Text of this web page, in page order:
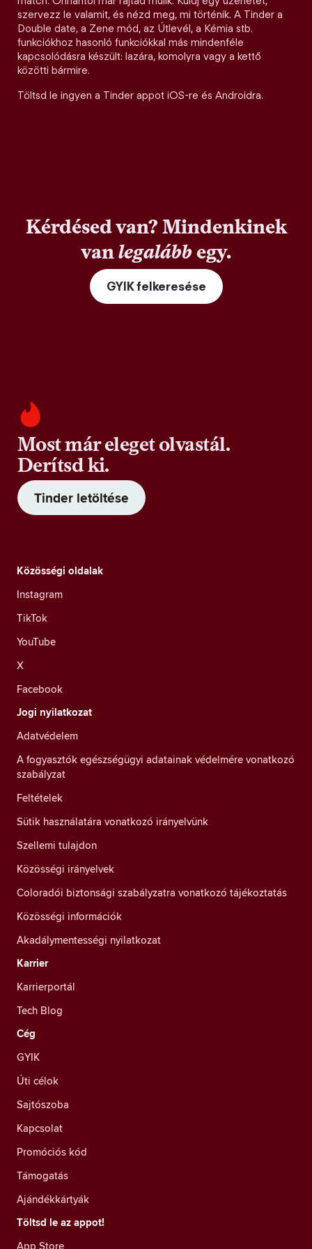
szervezz le valamit, és nézd meg, mi történik. A Tinder a
Double date, a Zene mód, az Útlevél, a Kémia stb.
funkciókhoz hasonló funkciókkal más mindenféle
kapcsolódásra készült: lazára, komolyra vagy a kettő
közötti bármire.
Töltsd le ingyen a Tinder appot iOS-re és Androidra.
Kérdésed van? Mindenkinek
vanlegalábbegy.
GYIK felkeresése
Most már eleget olvastál.
Derítsd ki.
Tinder letöltése
Közösségi oldalak
Instagram
TikTok
YouTube
X
Facebook
Jogi nyilatkozat
Adatvédelem
A fogyasztók egészségügyi adatainak védelmére vonatkozó
szabályzat
Feltételek
Sütik használatára vonatkozó irányelvünk
Szellemi tulajdon
Közösségi irányelvek
Coloradói biztonsági szabályzatra vonatkozó tájékoztatás
Közösségi információk
Akadálymentességi nyilatkozat
Karrier
Karrierportál
Tech Blog
Cég
GYIK
Úti célok
Sajtószoba
Kapcsolat
Promóciós kód
Támogatás
Ajándékkártyák
Töltsd le az appot!
App Store